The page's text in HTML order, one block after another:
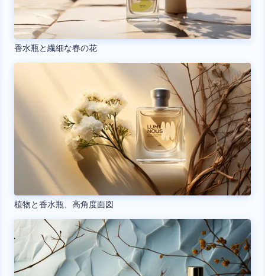
香水瓶と繊細な春の花
植物と香水瓶、高角度面図